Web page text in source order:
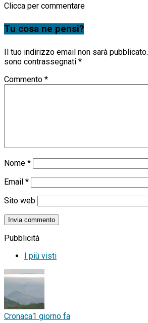
Clicca per commentare
Tu cosa ne pensi?
Il tuo indirizzo email non sarà pubblicato.
sono contrassegnati *
Commento *
Nome *
Email *
Sito web
Pubblicità
I più visti
Cronaca1 giorno fa